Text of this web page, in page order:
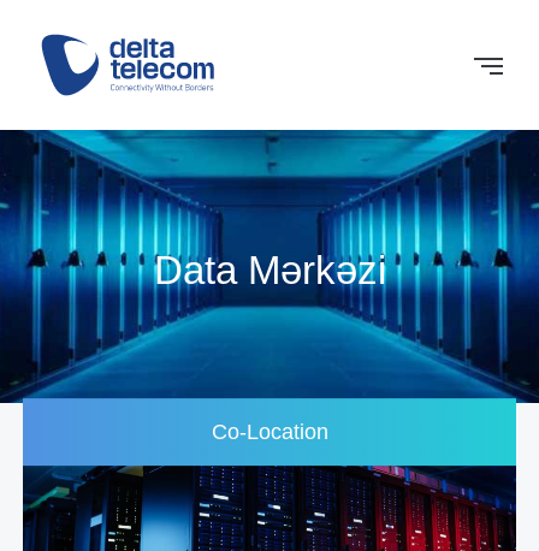
Data Mərkəzi
Co-Location